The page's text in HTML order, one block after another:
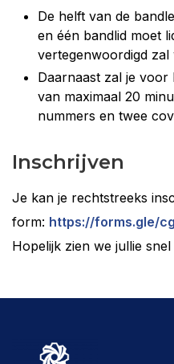
De helft van de
en één bandlid moet
vertegenwoordigd zal
Daarnaast zal je voor
van maximaal 20
nummers en twee
Inschrijven
Je kan je rechtstreeks
form: https://forms.gle/
Hopelijk zien we jullie